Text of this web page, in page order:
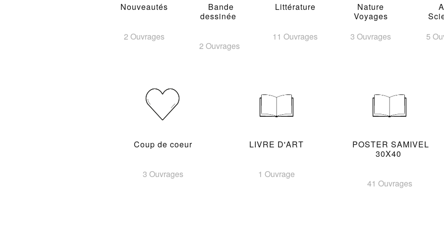
Nouveautés
2 Ouvrages
Bande
dessinée
2 Ouvrages
Littérature
11 Ouvrages
Nature
Voyages
3 Ouvrages
5
Coup de coeur
3 Ouvrages
LIVRE D'ART
1 Ouvrage
POSTER SAMIVEL
30X40
41 Ouvrages